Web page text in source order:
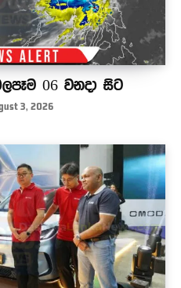
06 වනදා සිට
3, 2026